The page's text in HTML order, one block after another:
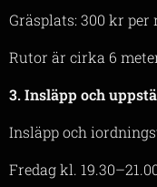
Gräsplats: 300 kr per
Rutor är cirka 6
3. Insläpp och
Insläpp och
Fredag kl.